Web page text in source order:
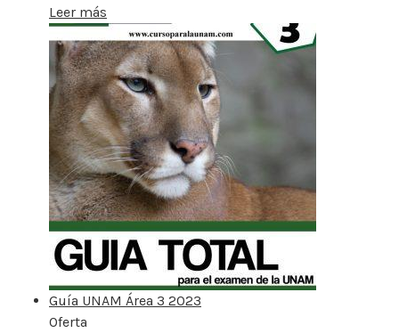
Leer más
Guía UNAM Área 3 2023
Oferta